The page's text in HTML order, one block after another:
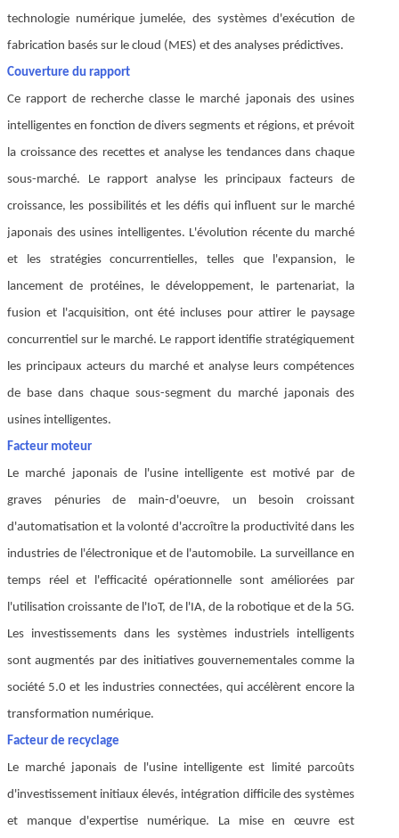
technologie numérique jumelée, des systèmes d'exécution de
fabrication basés sur le cloud (MES) et des analyses prédictives.
Couverture du rapport
Ce rapport de recherche classe le marché japonais des usines
intelligentes en fonction de divers segments et régions, et prévoit
la croissance des recettes et analyse les tendances dans chaque
sous-marché. Le rapport analyse les principaux facteurs de
croissance, les possibilités et les défis qui influent sur le marché
japonais des usines intelligentes. L'évolution récente du marché
et les stratégies concurrentielles, telles que l'expansion, le
lancement de protéines, le développement, le partenariat, la
fusion et l'acquisition, ont été incluses pour attirer le paysage
concurrentiel sur le marché. Le rapport identifie stratégiquement
les principaux acteurs du marché et analyse leurs compétences
de base dans chaque sous-segment du marché japonais des
usines intelligentes.
Facteur moteur
Le marché japonais de l'usine intelligente est motivé par de
graves pénuries de main-d'oeuvre, un besoin croissant
d'automatisation et la volonté d'accroître la productivité dans les
industries de l'électronique et de l'automobile. La surveillance en
temps réel et l'efficacité opérationnelle sont améliorées par
l'utilisation croissante de l'IoT, de l'IA, de la robotique et de la 5G.
Les investissements dans les systèmes industriels intelligents
sont augmentés par des initiatives gouvernementales comme la
société 5.0 et les industries connectées, qui accélèrent encore la
transformation numérique.
Facteur de recyclage
Le marché japonais de l'usine intelligente est limité parcoûts
d'investissement initiaux élevés, intégration difficile des systèmes
et manque d'expertise numérique. La mise en œuvre est